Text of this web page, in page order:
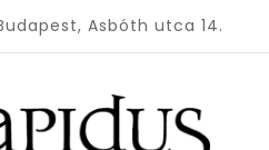
Asbóth utca 14.